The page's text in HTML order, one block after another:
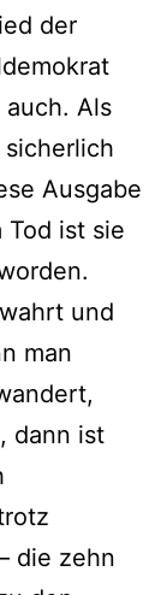
der
Als
Ausgabe
Tod ist sie
und
man
dann ist
die zehn